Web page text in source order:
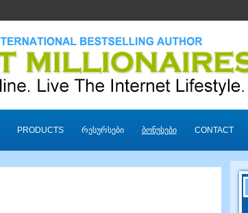
PRODUCTS ᲠᲔᲡᲣᲠᲡᲔᲑᲘ ᲑᲝᲜᲣᲡᲔᲑᲘ CONTACT